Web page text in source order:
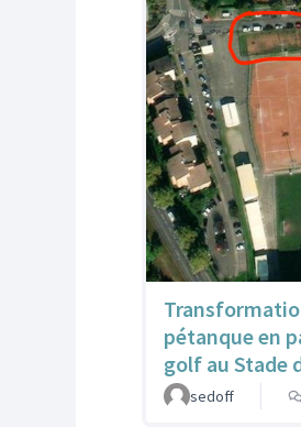
pétanque en
golf au Stade
sedoff